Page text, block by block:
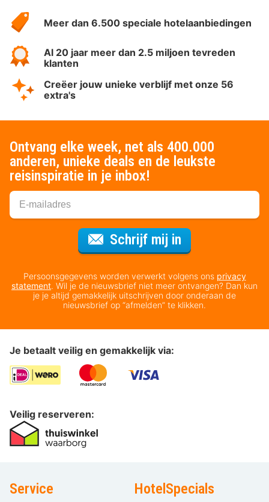
HotelSpecials
Meer dan 6.500 speciale hotelaanbiedingen
Al 20 jaar meer dan 2.5 miljoen tevreden
klanten
Creëer jouw unieke verblijf met onze 56
extra's
Ontvang elke week, net als 400.000
anderen, unieke deals en de leukste
reisinspiratie in je inbox!
Schrijf mij in
Persoonsgegevens worden verwerkt volgens ons privacy
statement. Wil je de nieuwsbrief niet meer ontvangen? Dan kun
je je altijd gemakkelijk uitschrijven door onderaan de
nieuwsbrief op “afmelden” te klikken.
Je betaalt veilig en gemakkelijk via:
Veilig reserveren:
Service HotelSpecials